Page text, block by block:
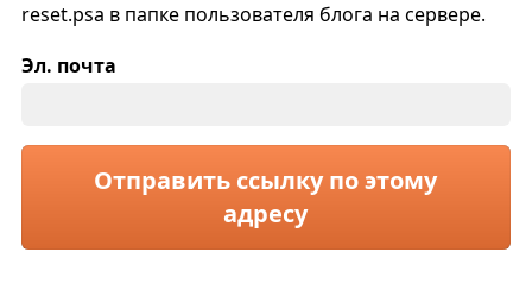
reset.psa в папке пользователя блога на сервере.
Эл. почта
Отправить ссылку по этому
адресу